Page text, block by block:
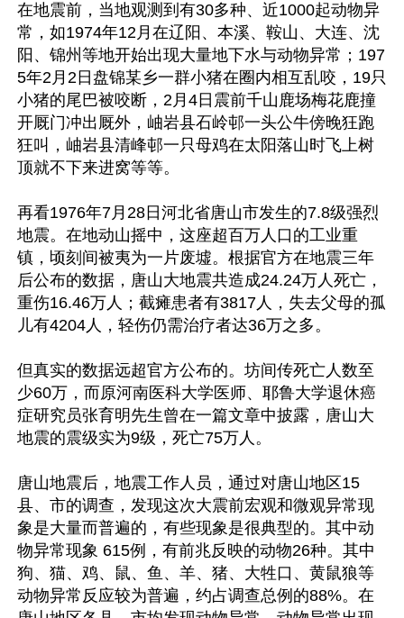
在地震前，当地观测到有30多种、近1000起动物异
常，如1974年12月在辽阳、本溪、鞍山、大连、沈
阳、锦州等地开始出现大量地下水与动物异常；197
5年2月2日盘锦某乡一群小猪在圈内相互乱咬，19只
小猪的尾巴被咬断，2月4日震前千山鹿场梅花鹿撞
开厩门冲出厩外，岫岩县石岭邨一头公牛傍晚狂跑
狂叫，岫岩县清峰邨一只母鸡在太阳落山时飞上树
顶就不下来进窝等等。
再看1976年7月28日河北省唐山市发生的7.8级强烈
地震。在地动山摇中，这座超百万人口的工业重
镇，顷刻间被夷为一片废墟。根据官方在地震三年
后公布的数据，唐山大地震共造成24.24万人死亡，
重伤16.46万人；截瘫患者有3817人，失去父母的孤
儿有4204人，轻伤仍需治疗者达36万之多。
但真实的数据远超官方公布的。坊间传死亡人数至
少60万，而原河南医科大学医师、耶鲁大学退休癌
症研究员张育明先生曾在一篇文章中披露，唐山大
地震的震级实为9级，死亡75万人。
唐山地震后，地震工作人员，通过对唐山地区15
县、市的调查，发现这次大震前宏观和微观异常现
象是大量而普遍的，有些现象是很典型的。其中动
物异常现象 615例，有前兆反映的动物26种。其中
狗、猫、鸡、鼠、鱼、羊、猪、大牲口、黄鼠狼等
动物异常反应较为普遍，约占调查总例的88%。在